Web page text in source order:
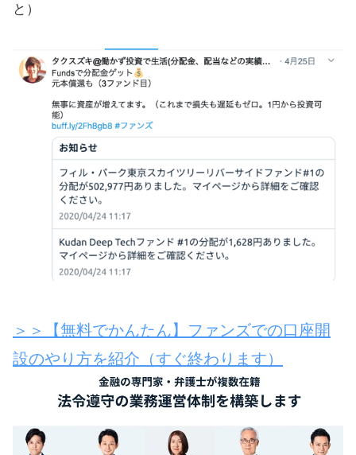
と）
＞＞【無料でかんたん】ファンズでの口座開
設のやり方を紹介（すぐ終わります）